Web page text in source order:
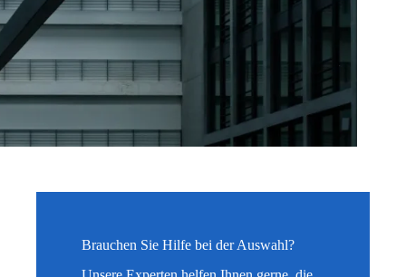
Brauchen Sie Hilfe bei der Auswahl?